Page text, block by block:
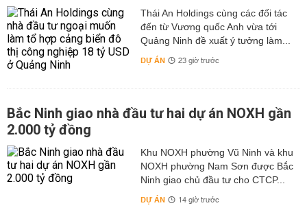
Thái An Holdings cùng các đối tác
đến từ Vương quốc Anh vừa tới
Quảng Ninh đề xuất ý tưởng làm...
DỰ ÁN 23 giờ trước
Bắc Ninh giao nhà đầu tư hai dự án NOXH gần
2.000 tỷ đồng
Khu NOXH phường Vũ Ninh và khu
NOXH phường Nam Sơn được Bắc
Ninh giao chủ đầu tư cho CTCP...
DỰ ÁN 14 giờ trước